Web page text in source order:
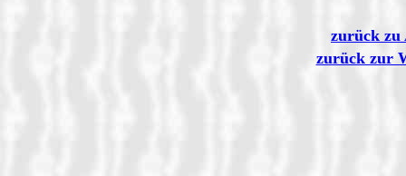
zurück
zurück zur